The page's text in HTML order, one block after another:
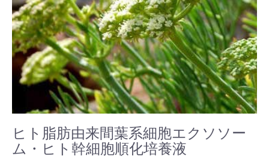
ヒト脂肪由来間葉系細胞エクソソー
ム・ヒト幹細胞順化培養液